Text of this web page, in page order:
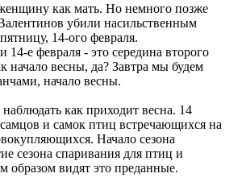
как мать. Но немного позже
убили насильственным
14-ого февраля.
е февраля - это середина второго
начало весны, да? Завтра мы будем
начало весны.
как приходит весна. 14
и самок птиц встречающихся на
Начало сезона
сезона спаривания для птиц и
образом видят это преданные.